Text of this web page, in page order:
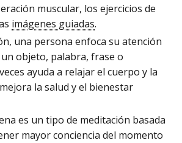
muscular, los ejercicios de
imágenes guiadas.
una persona enfoca su atención
objeto, palabra, frase o
ayuda a relajar el cuerpo y la
la salud y el bienestar
es un tipo de meditación basada
mayor conciencia del momento